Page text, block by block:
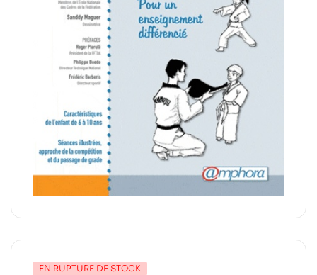
EN RUPTURE DE STOCK